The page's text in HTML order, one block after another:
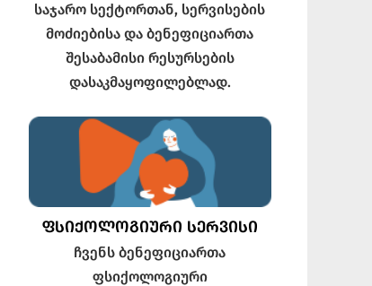
საჯარო სექტორთან, სერვისების
მოძიებისა და ბენეფიციართა
შესაბამისი რესურსების
დასაკმაყოფილებლად.
ᲤᲡᲘᲥᲝᲚᲝᲒᲘᲣᲠᲘ ᲡᲔᲠᲕᲘᲡᲘ
ჩვენს ბენეფიციართა
ფსიქოლოგიური